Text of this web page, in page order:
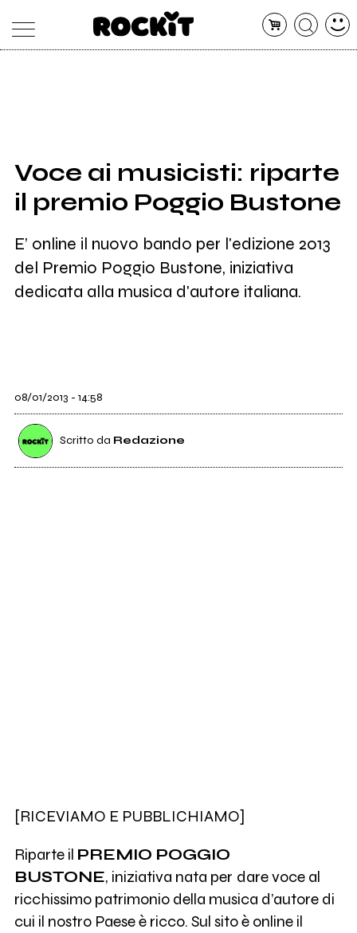
SHOP
RADIO
Voce ai musicisti: riparte
il premio Poggio Bustone
E’ online il nuovo bando per l'edizione 2013
del Premio Poggio Bustone, iniziativa
dedicata alla musica d'autore italiana.
08/01/2013 - 14:58
Scritto da Redazione
[RICEVIAMO E PUBBLICHIAMO]
Riparte il PREMIO POGGIO
BUSTONE, iniziativa nata per dare voce al
ricchissimo patrimonio della musica d’autore di
cui il nostro Paese è ricco. Sul sito è online il